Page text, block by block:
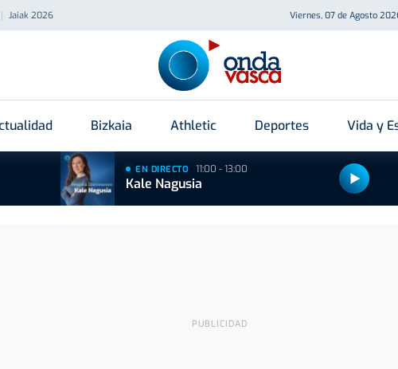
Jaiak 2026 Viernes, 07 de Agosto
Bizkaia Athletic Deportes Vida y
EN DIRECTO 11:00 - 13:00
Kale Nagusia